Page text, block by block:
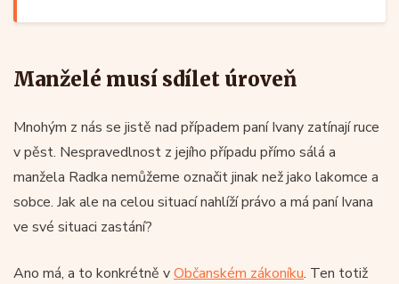
Manželé musí sdílet úroveň
Mnohým z nás se jistě nad případem paní Ivany zatínají ruce
v pěst. Nespravedlnost z jejího případu přímo sálá a
manžela Radka nemůžeme označit jinak než jako lakomce a
sobce. Jak ale na celou situací nahlíží právo a má paní Ivana
ve své situaci zastání?
Ano má, a to konkrétně vObčanském zákoníku. Ten totiž